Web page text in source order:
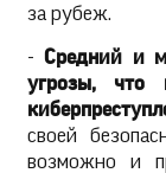
за рубеж.
-Средний и
угрозы, что
своей
возможно и